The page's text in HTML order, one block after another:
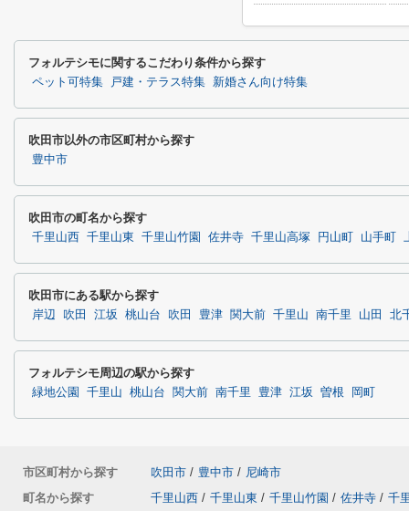
フォルテシモに関するこだわり条件から探す
ペット可特集 戸建・テラス特集 新婚さん向け特集
吹田市以外の市区町村から探す
豊中市
吹田市の町名から探す
千里山西 千里山東 千里山竹園 佐井寺 千里山高塚 円山町 山手町
吹田市にある駅から探す
岸辺 吹田 江坂 桃山台 吹田 豊津 関大前 千里山 南千里 山田 北
フォルテシモ周辺の駅から探す
緑地公園 千里山 桃山台 関大前 南千里 豊津 江坂 曽根 岡町
市区町村から探す 吹田市 / 豊中市 / 尼崎市
町名から探す
千里山西 / 千里山東 / 千里山竹園 / 佐井寺 / 千